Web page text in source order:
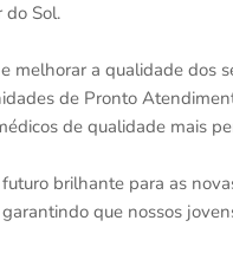
do Sol.
melhorar a qualidade dos
de Pronto
de qualidade mais
brilhante para as
que nossos